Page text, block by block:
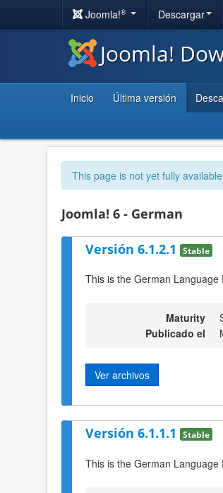
Joomla!® Descargar
Joomla!
Inicio Última versión
This page is not yet fully
Joomla! 6 - German
Versión 6.1.2.1 Stable
This is the German Language
Maturity
Publicado el
Ver archivos
Versión 6.1.1.1 Stable
This is the German Language